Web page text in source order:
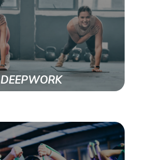
DEEPWORK